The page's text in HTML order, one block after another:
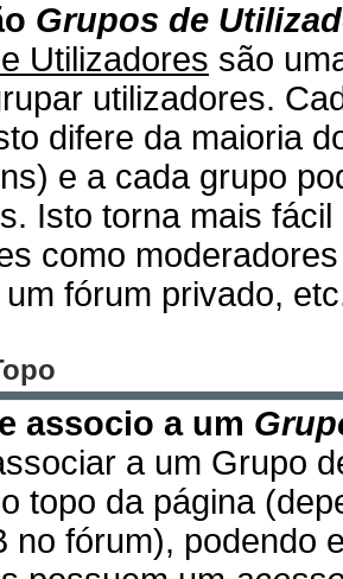
Grupos de
Utilizadores são
utilizadores.
difere da maioria
e a cada grupo
Isto torna mais
como
fórum privado,
associo a um
a um Grupo
topo da página
no fórum), podendo